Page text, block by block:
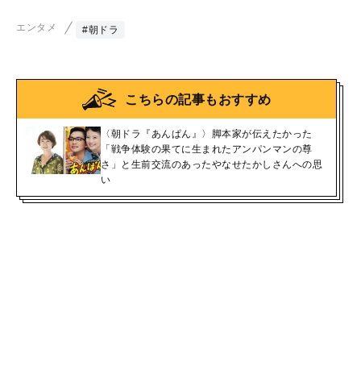
エンタメ #朝ドラ
こちらの記事もおすすめ
〈朝ドラ『あんぱん』〉脚本家が伝えたかった
「戦争体験の果てに生まれたアンパンマンの尊
さ」と生前交流のあったやなせたかしさんへの思
い